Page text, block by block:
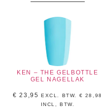
KEN – THE GELBOTTLE
GEL NAGELLAK
€ 23,95 EXCL. BTW. € 28,98
INCL, BTW.